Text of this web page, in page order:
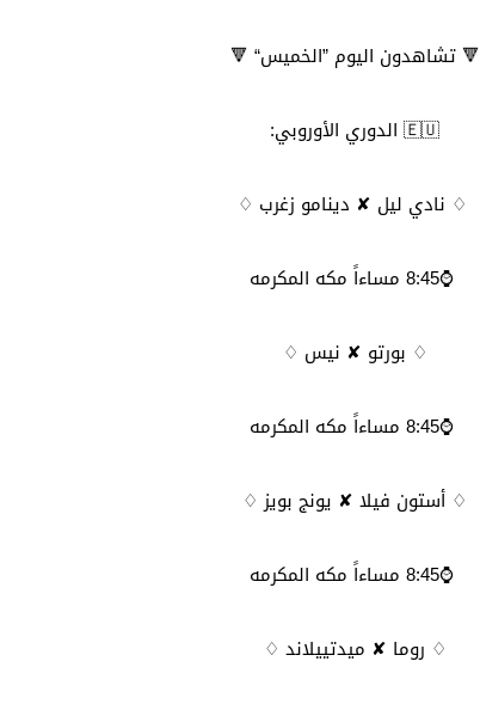
🔻 تشاهدون اليوم ”الخميس“ 🔻
🇪🇺 الدوري الأوروبي:
♢ نادي ليل ✘ دينامو زغرب ♢
⌚️8:45 مساءاً مكه المكرمه
♢ بورتو ✘ نيس ♢
⌚️8:45 مساءاً مكه المكرمه
♢ أستون فيلا ✘ يونج بويز ♢
⌚️8:45 مساءاً مكه المكرمه
♢ روما ✘ ميدتييلاند ♢